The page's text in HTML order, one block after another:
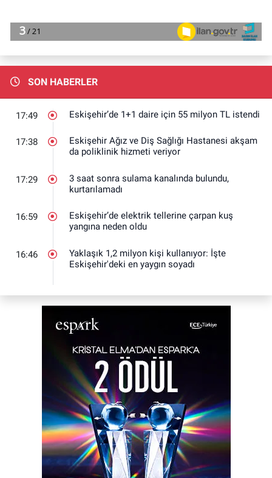
SON HABERLER
17:49 Eskişehir’de 1+1 daire için 55 milyon TL istendi
17:38
Eskişehir Ağız ve Diş Sağlığı Hastanesi akşam
da poliklinik hizmeti veriyor
17:29
3 saat sonra sulama kanalında bulundu,
kurtarılamadı
16:59
Eskişehir’de elektrik tellerine çarpan kuş
yangına neden oldu
16:46
Yaklaşık 1,2 milyon kişi kullanıyor: İşte
Eskişehir'deki en yaygın soyadı